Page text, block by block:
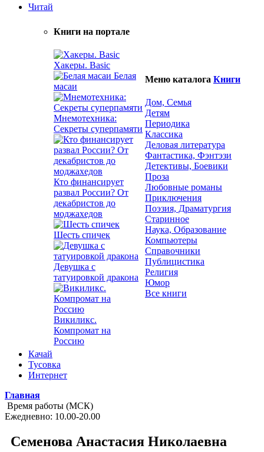
Читай
Книги на портале
Хакеры. Basic
Белая
масаи
Мнемотехника:
Секреты суперпамяти
Кто финансирует
развал России? От
декабристов до
моджахедов
Шесть спичек
Девушка с
татуировкой дракона
Викиликс.
Компромат на
Россию
Меню каталога Книги
Дом, Семья
Детям
Периодика
Классика
Деловая литература
Фантастика, Фэнтэзи
Детективы, Боевики
Проза
Любовные романы
Приключения
Поэзия, Драматургия
Старинное
Наука, Образование
Компьютеры
Справочники
Публицистика
Религия
Юмор
Все книги
Качай
Тусовка
Интернет
Главная
Время работы (МСК)
Ежедневно: 10.00-20.00
Семенова Анастасия Николаевна